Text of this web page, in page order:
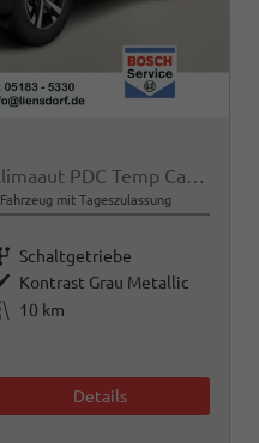
Edition WinterP SHZ LHZ Klimaaut PDC Temp CarPlay
Fahrzeug mit Tageszulassung
Getriebe Schaltgetriebe
Außenfarbe Kontrast Grau Metallic
Kilometerstand
10 km
Details